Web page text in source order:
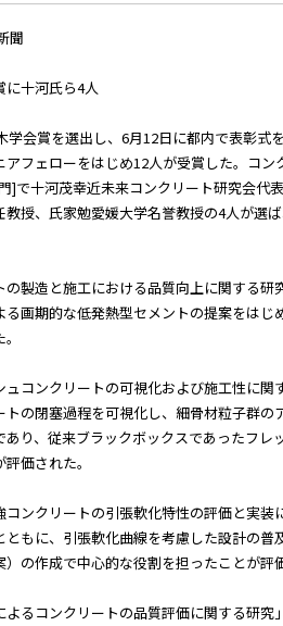
聞
十河氏ら4人
学会賞を選出し、6月12日に都内で表彰式
フェローをはじめ12人が受賞した。コン
]で十河茂幸近未来コンクリート研究会代
授、氏家勉愛媛大学名誉教授の4人が選
製造と施工における品質向上に関する
画期的な低発熱型セメントの提案をは
コンクリートの可視化および施工性に
の閉塞過程を可視化し、細骨材粒子群
り、従来ブラックボックスであったフ
価された。
コンクリートの引張軟化特性の評価と実
もに、引張軟化曲線を考慮した設計の
の作成で中心的な役割を担ったことが評
るコンクリートの品質評価に関する研究